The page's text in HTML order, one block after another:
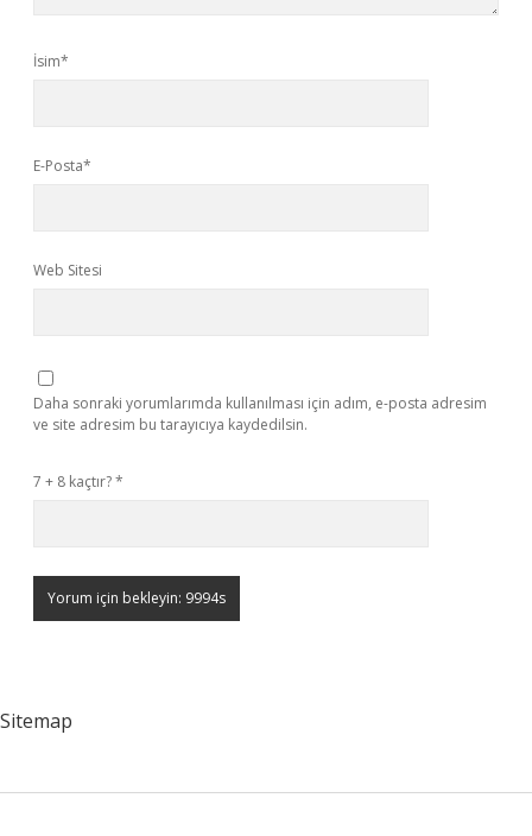
İsim*
E-Posta*
Web Sitesi
Daha sonraki yorumlarımda kullanılması için adım, e-posta adresim
ve site adresim bu tarayıcıya kaydedilsin.
7 + 8 kaçtır?*
Sitemap